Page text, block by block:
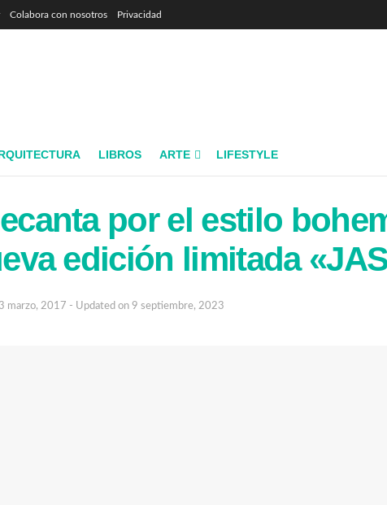
Colabora con nosotros Privacidad
LIBROS ARTE LIFESTYLE
por el estilo
edición limitada
marzo, 2017 - Updated on 9 septiembre, 2023